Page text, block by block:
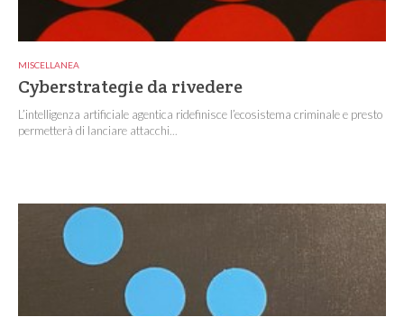
MISCELLANEA
Cyberstrategie da rivedere
L’intelligenza artificiale agentica ridefinisce l’ecosistema criminale e presto
permetterà di lanciare attacchi...